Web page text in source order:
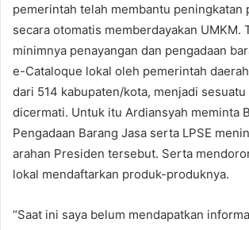
pemerintah telah membantu peningkatan
secara otomatis memberdayakan UMKM.
minimnya penayangan dan pengadaan
e-Cataloque lokal oleh pemerintah
dari 514 kabupaten/kota, menjadi sesuatu
dicermati. Untuk itu Ardiansyah meminta
Pengadaan Barang Jasa serta LPSE
arahan Presiden tersebut. Serta
lokal mendaftarkan produk-produknya.
“Saat ini saya belum mendapatkan